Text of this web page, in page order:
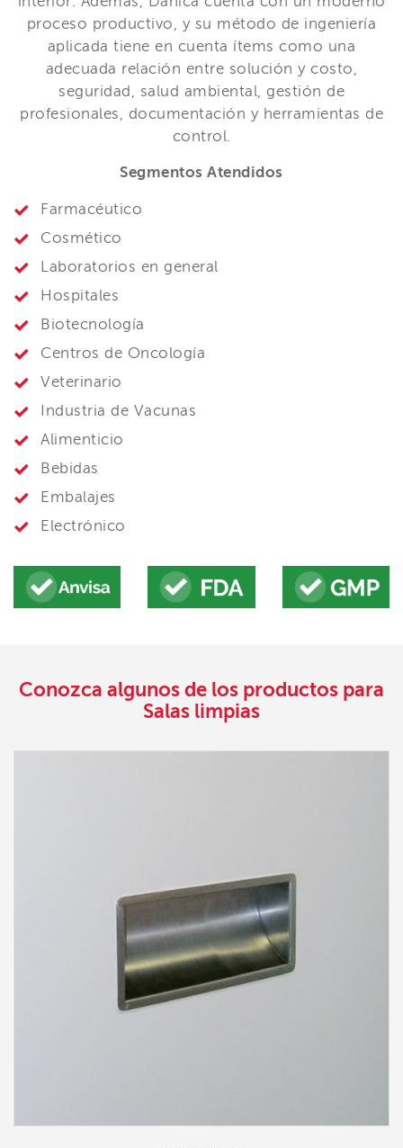
proceso productivo, y su método de ingeniería
aplicada tiene en cuenta ítems como una
adecuada relación entre solución y costo,
seguridad, salud ambiental, gestión de
profesionales, documentación y herramientas de
control.
Segmentos Atendidos
Farmacéutico
Cosmético
Laboratorios en general
Hospitales
Biotecnología
Centros de Oncología
Veterinario
Industria de Vacunas
Alimenticio
Bebidas
Embalajes
Electrónico
Conozca algunos de los productos para
Salas limpias